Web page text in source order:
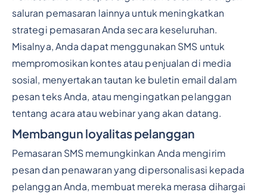
saluran pemasaran lainnya untuk meningkatkan
strategi pemasaran Anda secara keseluruhan.
Misalnya, Anda dapat menggunakan SMS untuk
mempromosikan kontes atau penjualan di media
sosial, menyertakan tautan ke buletin email dalam
pesan teks Anda, atau mengingatkan pelanggan
tentang acara atau webinar yang akan datang.
Membangun loyalitas pelanggan
Pemasaran SMS memungkinkan Anda mengirim
pesan dan penawaran yang dipersonalisasi kepada
pelanggan Anda, membuat mereka merasa dihargai